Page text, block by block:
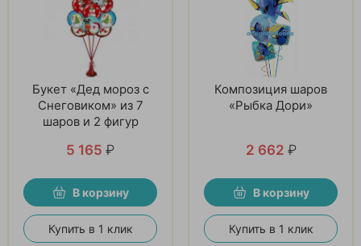
Букет «Дед мороз с
Снеговиком» из 7
шаров и 2 фигур
5 165 ₽
В корзину
Купить в 1 клик
Композиция шаров
«Рыбка Дори»
2 662 ₽
В корзину
Купить в 1 клик